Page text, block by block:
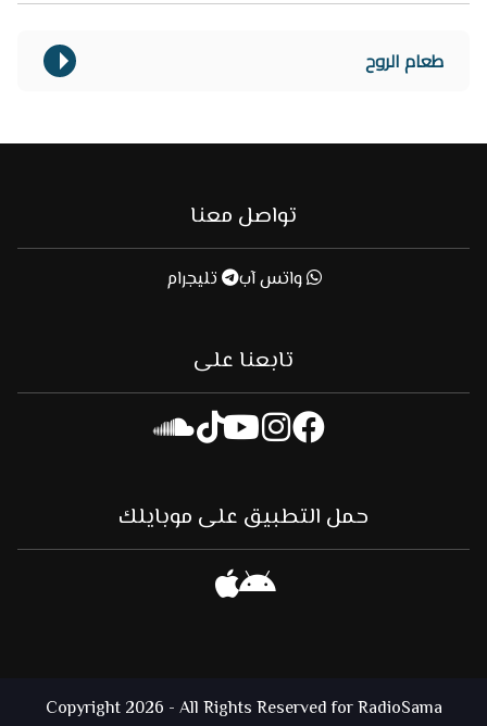
طعام الروح
تواصل معنا
واتس آب تليجرام
تابعنا على
حمل التطبيق على موبايلك
Copyright 2026 - All Rights Reserved for RadioSama